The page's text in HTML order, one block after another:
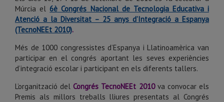
Múrcia el6è Congrés Nacional de Tecnologia Educativa i
Atenció a la Diversitat – 25 anys d’Integració a Espanya
(TecnoNEEt 2010).
Més de 1000 congressistes d’Espanya i Llatinoamèrica van
participar en elcongrés aportant les seves experiències
d’integració escolar i participant en els diferents tallers.
L’organització del Congrés TecnoNEEt 2010va convocar els
Premis als millors treballs lliures presentats al Congrés